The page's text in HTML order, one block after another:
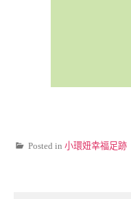
Posted in 小環妞幸福足跡